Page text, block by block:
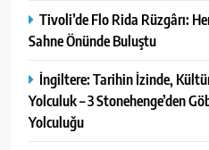
Tivoli’de Flo Rida Rüzgârı:
Sahne Önünde Buluştu
İngiltere: Tarihin İzinde,
Yolculuk – 3 Stonehenge’den
Yolculuğu